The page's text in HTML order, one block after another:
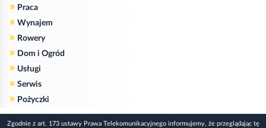
» Praca
» Wynajem
» Rowery
» Dom i Ogród
» Usługi
» Serwis
» Pożyczki
Zgodnie z art. 173 ustawy Prawa Telekomunikacyjnego informujemy, że przeglądając tę